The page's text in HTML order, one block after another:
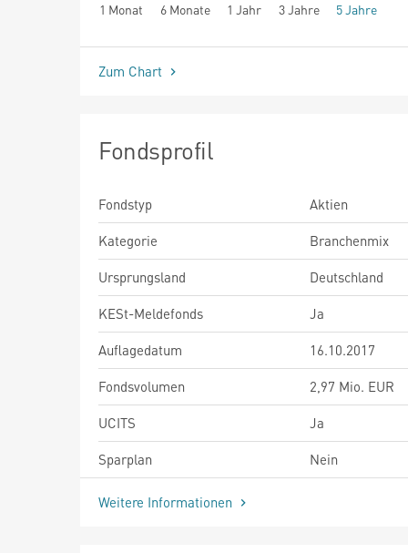
1 Monat 6 Monate 1 Jahr 3 Jahre 5 Jahre
seit Beginn
Zum Chart
Fondsprofil
Fondstyp
Aktien
Kategorie
Branchenmix
Ursprungsland
Deutschland
KESt-Meldefonds
Ja
Auflagedatum
16.10.2017
Fondsvolumen
2,97 Mio. EUR
UCITS
Ja
Sparplan
Nein
Weitere Informationen